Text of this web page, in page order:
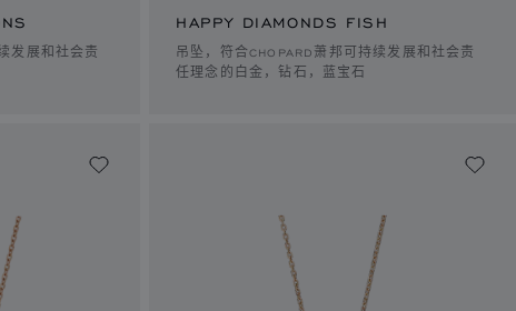
发展和社会责
HAPPY DIAMONDS FISH
吊坠，符合CHOPARD萧邦可持续发展和社会责
任理念的白金，钻石，蓝宝石